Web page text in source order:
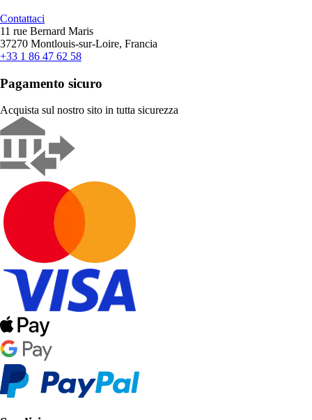
Contattaci
11 rue Bernard Maris
37270 Montlouis-sur-Loire, Francia
+33 1 86 47 62 58
Pagamento sicuro
Acquista sul nostro sito in tutta sicurezza